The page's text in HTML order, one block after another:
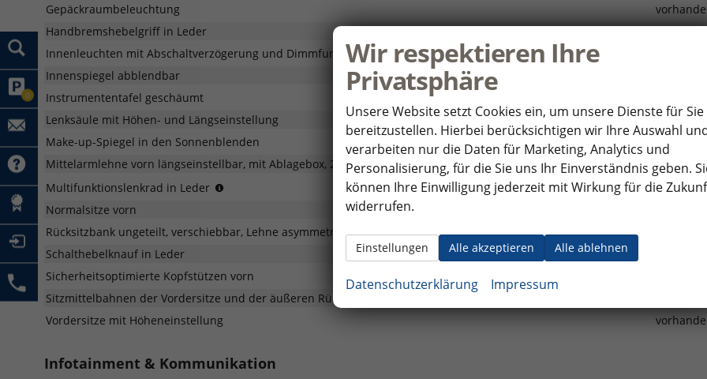
0
Gepäckraumbeleuchtung
Handbremshebelgriff in Leder
Innenleuchten mit Abschaltverzögerung und Dimmfunktion, 2 Leseleuchten vorn und 2 hinten
Innenspiegel abblendbar
Instrumententafel geschäumt
Lenksäule mit Höhen- und Längseinstellung
vorhanden
Make-up-Spiegel in den Sonnenblenden
vorhanden
Mittelarmlehne vorn längseinstellbar, mit Ablagebox, 2 USB-Ladebuchsen hinten
Multifunktionslenkrad in Leder
Schaltwippen)
Normalsitze vorn
Rücksitzbank ungeteilt, verschiebbar, Lehne asymmetrisch geteilt umklappbar
Schalthebelknauf in Leder
Sicherheitsoptimierte Kopfstützen vorn
Sitzmittelbahnen der Vordersitze und der äußeren Rücksitzplätze in Stoff "Life"
Vordersitze mit Höheneinstellung
Infotainment & Kommunikation
Wir respektieren Ihre
Privatsphäre
Unsere Website setzt Cookies ein, um unsere Dienste für Sie
bereitzustellen. Hierbei berücksichtigen wir Ihre Auswahl
verarbeiten nur die Daten für Marketing, Analytics und
Personalisierung, für die Sie uns Ihr Einverständnis geben.
können Ihre Einwilligung jederzeit mit Wirkung für die
widerrufen.
Alle akzeptieren Alle ablehnen
Einstellungen
Datenschutzerklärung Impressum